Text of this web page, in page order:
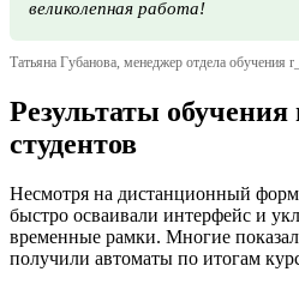
великолепная работа!
Татьяна Губанова, менеджер отдела обучения
Результаты обучения
студентов
Несмотря на дистанционный
быстро осваивали интерфейс и
временные рамки. Многие
получили автоматы по итогам